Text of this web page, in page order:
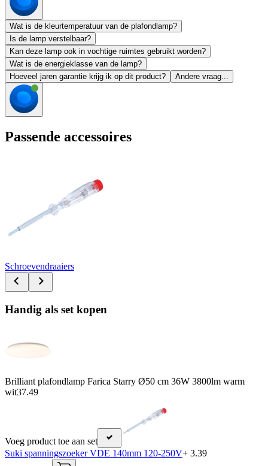
Wat is de kleurtemperatuur van de plafondlamp?
Is de lamp verstelbaar?
Kan deze lamp ook in vochtige ruimtes gebruikt worden?
Wat is de energieklasse van de lamp?
Hoeveel jaren garantie krijg ik op dit product?
Andere vraag...
Passende accessoires
Schroevendraaiers
Handig als set kopen
Brilliant plafondlamp Farica Starry Ø50 cm 36W 3800lm warm
wit37.49
Voeg product toe aan set
Suki spanningszoeker VDE 140mm 120-250V+ 3.39